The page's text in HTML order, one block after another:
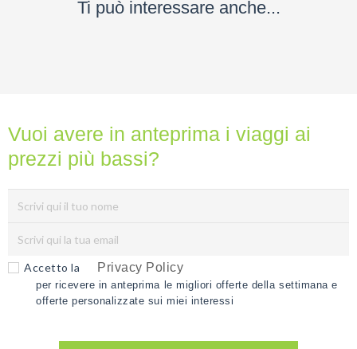
Ti può interessare anche...
Vuoi avere in anteprima i viaggi ai
prezzi più bassi?
Accetto la Privacy Policy
per ricevere in anteprima le migliori offerte della settimana e
offerte personalizzate sui miei interessi